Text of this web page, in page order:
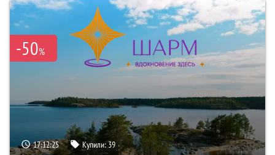
-50%
17:12:23 Купили:39